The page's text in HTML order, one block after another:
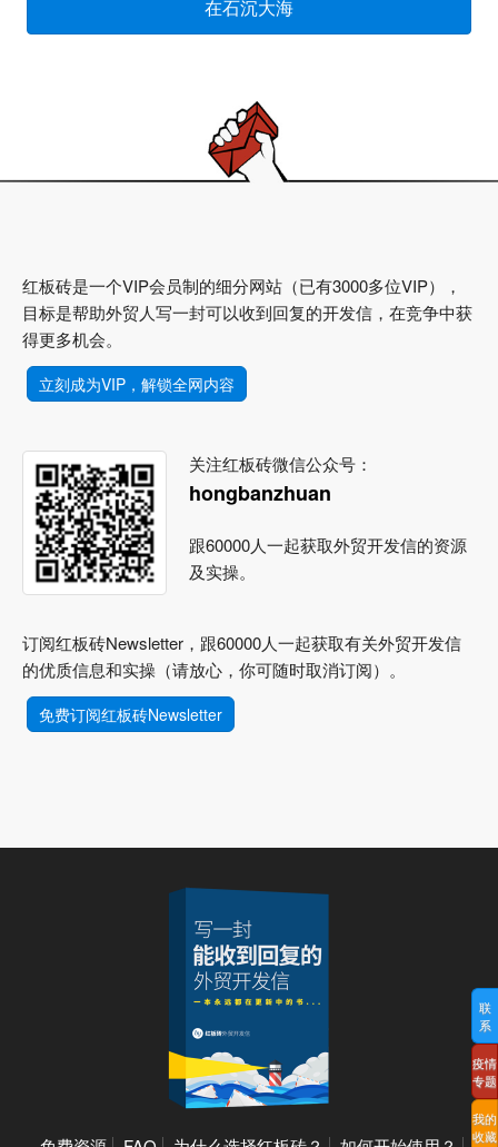
在石沉大海
红板砖是一个VIP会员制的细分网站（已有3000多位VIP），
目标是帮助外贸人写一封可以收到回复的开发信，在竞争中获
得更多机会。
立刻成为VIP，解锁全网内容
关注红板砖微信公众号：
hongbanzhuan
跟60000人一起获取外贸开发信的资源
及实操。
订阅红板砖Newsletter，跟60000人一起获取有关外贸开发信
的优质信息和实操（请放心，你可随时取消订阅）。
免费订阅红板砖Newsletter
联
系
疫情
专题
我的
收藏